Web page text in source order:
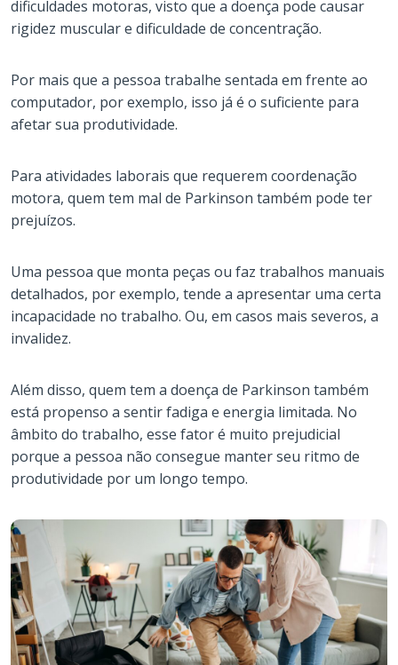
dificuldades motoras, visto que a doença pode causar
rigidez muscular e dificuldade de concentração.
Por mais que a pessoa trabalhe sentada em frente ao
computador, por exemplo, isso já é o suficiente para
afetar sua produtividade.
Para atividades laborais que requerem coordenação
motora, quem tem mal de Parkinson também pode ter
prejuízos.
Uma pessoa que monta peças ou faz trabalhos manuais
detalhados, por exemplo, tende a apresentar uma certa
incapacidade no trabalho. Ou, em casos mais severos, a
invalidez.
Além disso, quem tem a doença de Parkinson também
está propenso a sentir fadiga e energia limitada. No
âmbito do trabalho, esse fator é muito prejudicial
porque a pessoa não consegue manter seu ritmo de
produtividade por um longo tempo.